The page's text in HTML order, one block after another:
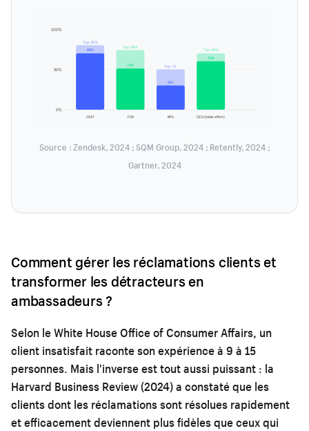
0%
50%
100%
CSAT
80%
Top : 92%
FCR
74%
Top : 86%
NPS
50+
Top : 72
CES (faible effort)
70%
Top : 85%
Source : Zendesk, 2024 ; SQM Group, 2024 ; Retently, 2024 ;
Gartner, 2024
Comment gérer les réclamations clients et
transformer les détracteurs en
ambassadeurs ?
Selon le White House Office of Consumer Affairs, un
client insatisfait raconte son expérience à 9 à 15
personnes. Mais l'inverse est tout aussi puissant : la
Harvard Business Review (2024) a constaté que les
clients dont les réclamations sont résolues rapidement
et efficacement deviennent plus fidèles que ceux qui